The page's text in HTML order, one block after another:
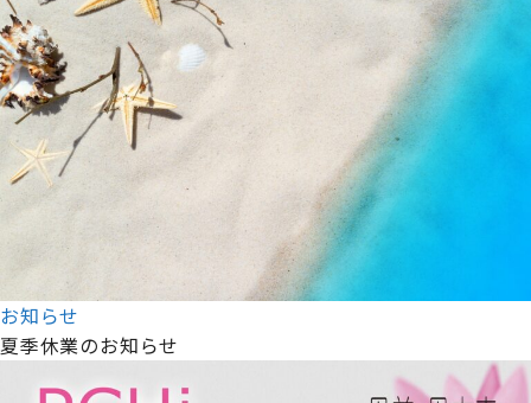
お知らせ
夏季休業のお知らせ